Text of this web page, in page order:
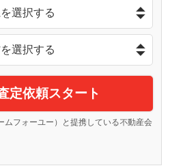
定依頼スタート
ムフォーユー）と提携している不動産会